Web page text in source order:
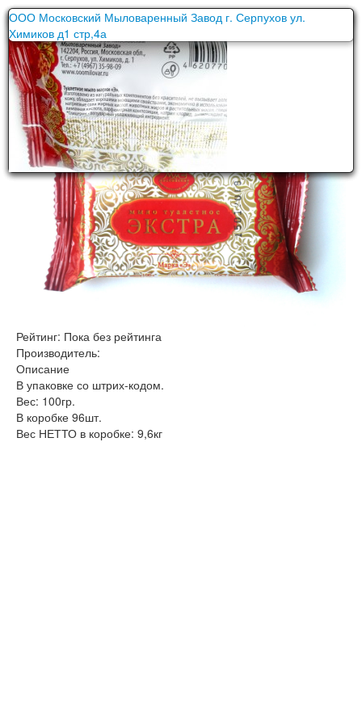
Мыло туалетное
"Экстра"
Рейтинг: Пока без рейтинга
Задайте вопрос по этому товару
Производитель:
ООО Московский Мыловаренный Завод г. Серпухов ул.
Химиков д1 стр,4а
Описание
В упаковке со штрих-кодом.
Вес: 100гр.
В коробке 96шт.
Вес НЕТТО в коробке: 9,6кг